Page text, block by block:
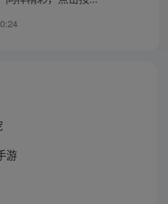
游